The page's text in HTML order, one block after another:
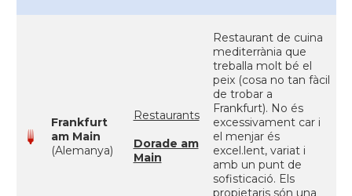
Frankfurt
am Main
(Alemanya)
Restaurants
Dorade am
Main
Restaurant de cuina
mediterrània que
treballa molt bé el
peix (cosa no tan fàcil
de trobar a
Frankfurt). No és
excessivament car i
el menjar és
excel.lent, variat i
amb un punt de
sofisticació. Els
propietaris són una